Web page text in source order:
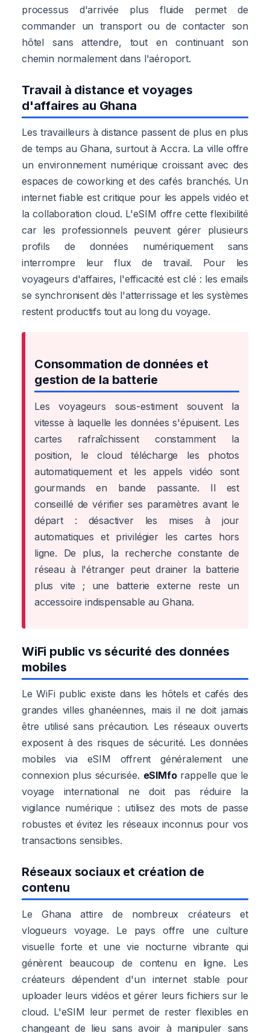
processus d'arrivée plus fluide permet de
commander un transport ou de contacter son
hôtel sans attendre, tout en continuant son
chemin normalement dans l'aéroport.
Travail à distance et voyages
d'affaires au Ghana
Les travailleurs à distance passent de plus en plus
de temps au Ghana, surtout à Accra. La ville offre
un environnement numérique croissant avec des
espaces de coworking et des cafés branchés. Un
internet fiable est critique pour les appels vidéo et
la collaboration cloud. L'eSIM offre cette flexibilité
car les professionnels peuvent gérer plusieurs
profils de données numériquement sans
interrompre leur flux de travail. Pour les
voyageurs d'affaires, l'efficacité est clé : les emails
se synchronisent dès l'atterrissage et les systèmes
restent productifs tout au long du voyage.
Consommation de données et
gestion de la batterie
Les voyageurs sous-estiment souvent la
vitesse à laquelle les données s'épuisent. Les
cartes rafraîchissent constamment la
position, le cloud télécharge les photos
automatiquement et les appels vidéo sont
gourmands en bande passante. Il est
conseillé de vérifier ses paramètres avant le
départ : désactiver les mises à jour
automatiques et privilégier les cartes hors
ligne. De plus, la recherche constante de
réseau à l'étranger peut drainer la batterie
plus vite ; une batterie externe reste un
accessoire indispensable au Ghana.
WiFi public vs sécurité des données
mobiles
Le WiFi public existe dans les hôtels et cafés des
grandes villes ghanéennes, mais il ne doit jamais
être utilisé sans précaution. Les réseaux ouverts
exposent à des risques de sécurité. Les données
mobiles via eSIM offrent généralement une
connexion plus sécurisée. eSIMforappelle que le
voyage international ne doit pas réduire la
vigilance numérique : utilisez des mots de passe
robustes et évitez les réseaux inconnus pour vos
transactions sensibles.
Réseaux sociaux et création de
contenu
Le Ghana attire de nombreux créateurs et
vlogueurs voyage. Le pays offre une culture
visuelle forte et une vie nocturne vibrante qui
génèrent beaucoup de contenu en ligne. Les
créateurs dépendent d'un internet stable pour
uploader leurs vidéos et gérer leurs fichiers sur le
cloud. L'eSIM leur permet de rester flexibles en
changeant de lieu sans avoir à manipuler sans